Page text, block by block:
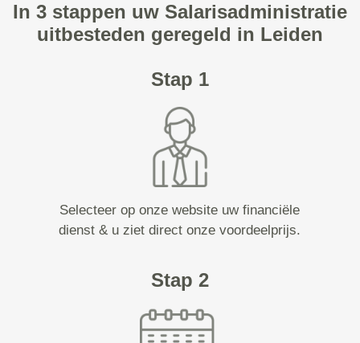
In 3 stappen uw Salarisadministratie
uitbesteden geregeld in Leiden
Stap 1
Selecteer op onze website uw financiële
dienst & u ziet direct onze voordeelprijs.
Stap 2